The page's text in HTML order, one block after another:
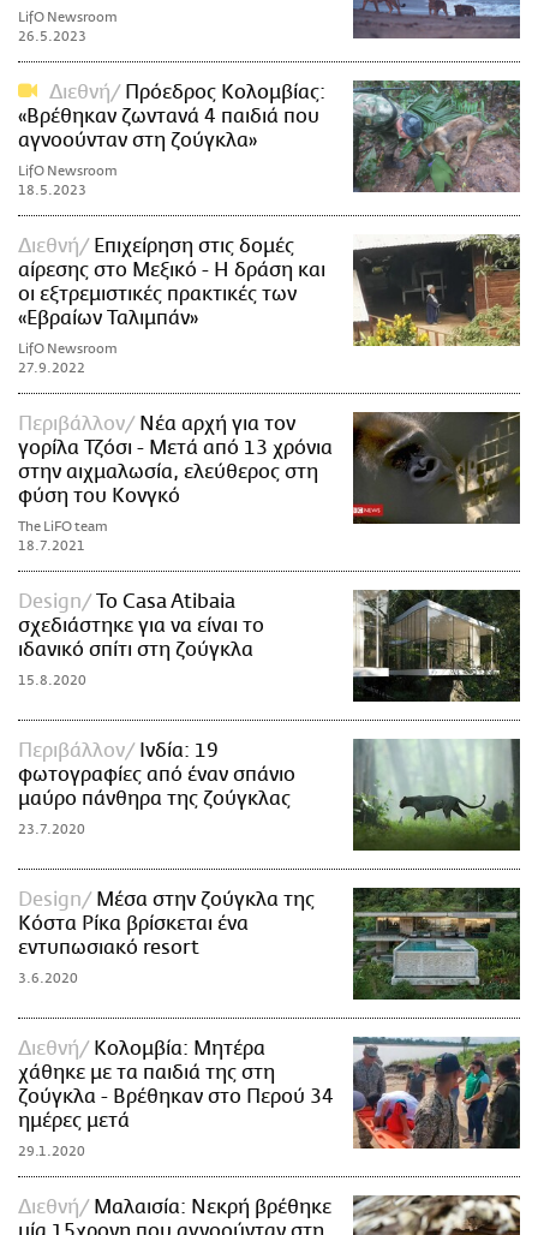
LifO Newsroom
26.5.2023
Διεθνή
Πρόεδρος Κολομβίας:
«Βρέθηκαν ζωντανά 4 παιδιά που
αγνοούνταν στη ζούγκλα»
LifO Newsroom
18.5.2023
Διεθνή
Επιχείρηση στις δομές
αίρεσης στο Μεξικό - Η δράση και
οι εξτρεμιστικές πρακτικές των
«Εβραίων Ταλιμπάν»
LifO Newsroom
27.9.2022
Περιβάλλον
Νέα αρχή για τον
γορίλα Τζόσι - Μετά από 13 χρόνια
στην αιχμαλωσία, ελεύθερος στη
φύση του Κονγκό
The LiFO team
18.7.2021
Design
Το Casa Atibaia
σχεδιάστηκε για να είναι το
ιδανικό σπίτι στη ζούγκλα
15.8.2020
Περιβάλλον
Ινδία: 19
φωτογραφίες από έναν σπάνιο
μαύρο πάνθηρα της ζούγκλας
23.7.2020
Design
Μέσα στην ζούγκλα της
Κόστα Ρίκα βρίσκεται ένα
εντυπωσιακό resort
3.6.2020
Διεθνή
Κολομβία: Μητέρα
χάθηκε με τα παιδιά της στη
ζούγκλα - Βρέθηκαν στο Περού 34
ημέρες μετά
29.1.2020
Διεθνή
Μαλαισία: Νεκρή βρέθηκε